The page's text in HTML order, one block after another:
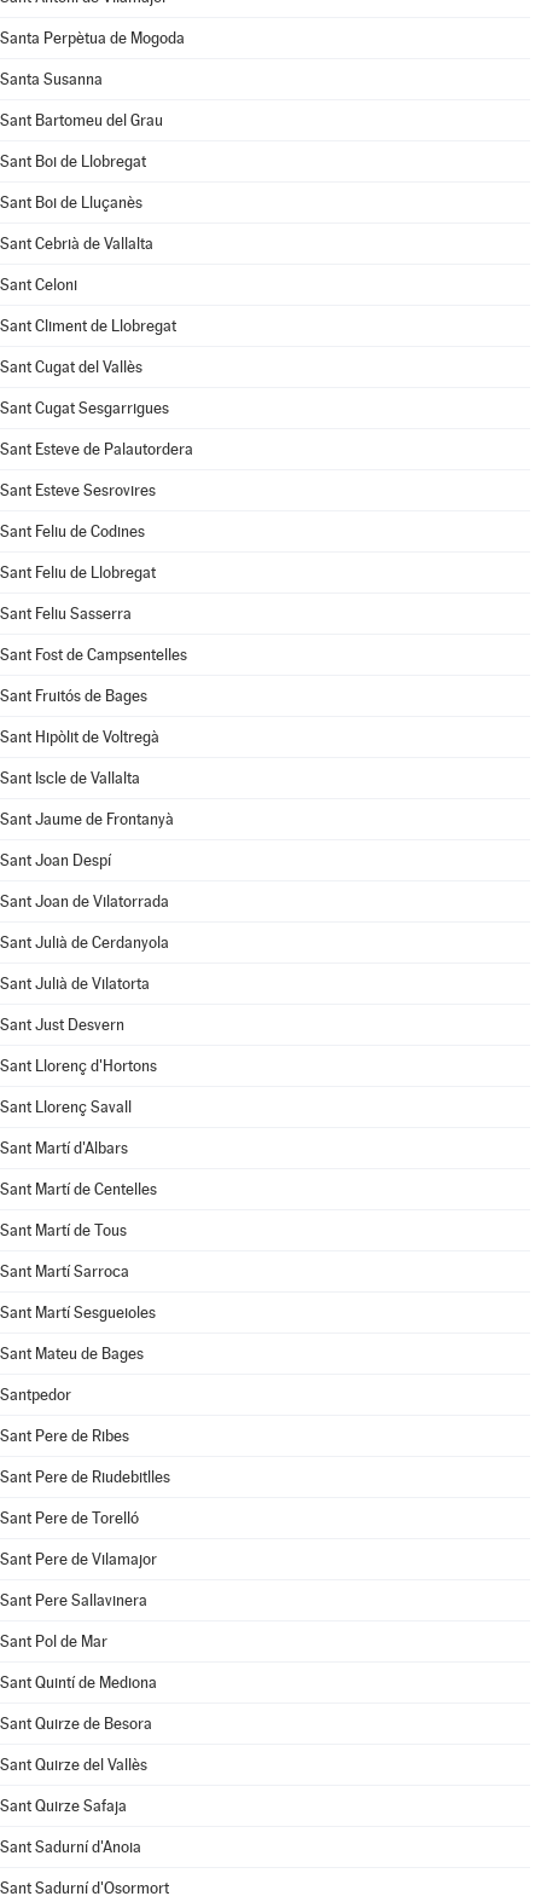
Santa Perpètua de Mogoda
Santa Susanna
Sant Bartomeu del Grau
Sant Boi de Llobregat
Sant Boi de Lluçanès
Sant Cebrià de Vallalta
Sant Celoni
Sant Climent de Llobregat
Sant Cugat del Vallès
Sant Cugat Sesgarrigues
Sant Esteve de Palautordera
Sant Esteve Sesrovires
Sant Feliu de Codines
Sant Feliu de Llobregat
Sant Feliu Sasserra
Sant Fost de Campsentelles
Sant Fruitós de Bages
Sant Hipòlit de Voltregà
Sant Iscle de Vallalta
Sant Jaume de Frontanyà
Sant Joan Despí
Sant Joan de Vilatorrada
Sant Julià de Cerdanyola
Sant Julià de Vilatorta
Sant Just Desvern
Sant Llorenç d'Hortons
Sant Llorenç Savall
Sant Martí d'Albars
Sant Martí de Centelles
Sant Martí de Tous
Sant Martí Sarroca
Sant Martí Sesgueioles
Sant Mateu de Bages
Santpedor
Sant Pere de Ribes
Sant Pere de Riudebitlles
Sant Pere de Torelló
Sant Pere de Vilamajor
Sant Pere Sallavinera
Sant Pol de Mar
Sant Quintí de Mediona
Sant Quirze de Besora
Sant Quirze del Vallès
Sant Quirze Safaja
Sant Sadurní d'Anoia
Sant Sadurní d'Osormort